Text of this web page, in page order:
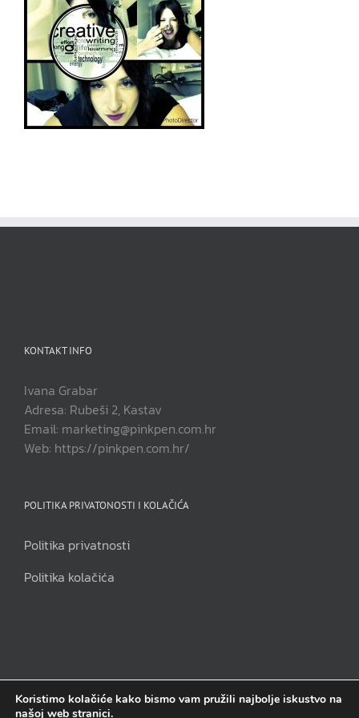
KONTAKT INFO
Ivana Grabar
Adresa: Rubeši 2, Kastav
Email: marketing@pinkpen.com.hr
Web: https://pinkpen.com.hr/
POLITIKA PRIVATONOSTI I KOLAČIĆA
Politika privatnosti
Politika kolačića
Koristimo kolačiće kako bismo vam pružili najbolje iskustvo na
našoj web stranici.